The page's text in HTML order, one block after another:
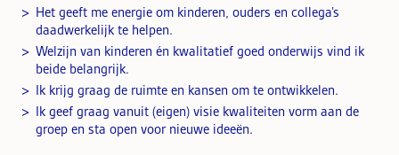
Het geeft me energie om kinderen, ouders en collega’s
daadwerkelijk te helpen.
Welzijn van kinderen én kwalitatief goed onderwijs vind ik
beide belangrijk.
Ik krijg graag de ruimte en kansen om te ontwikkelen.
Ik geef graag vanuit (eigen) visie kwaliteiten vorm aan de
groep en sta open voor nieuwe ideeën.